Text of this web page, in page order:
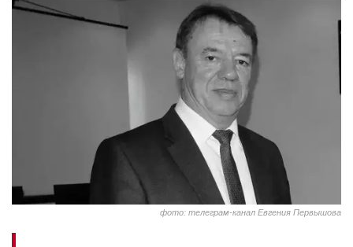
фото: телеграм-канал Евгения Первышова